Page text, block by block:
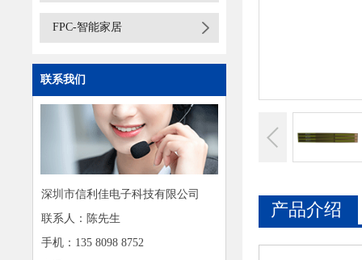
FPC-智能家居
联系我们
深圳市信利佳电子科技有限公司
联系人：陈先生
手机：135 8098 8752
产品介绍